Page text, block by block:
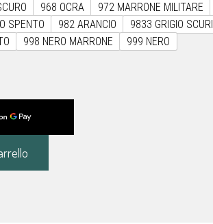
968 OCRA 972 MARRONE MILITARE
SPENTO
982 ARANCIO 9833 GRIGIO
998 NERO MARRONE 999 NERO